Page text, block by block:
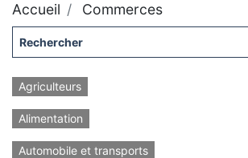
Accueil Commerces
Agriculteurs
Alimentation
Automobile et transports